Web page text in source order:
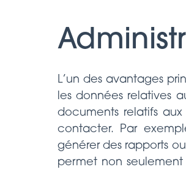
L’un des avantages
les données relatives
documents relatifs
contacter. Par
générer des rapports
permet non seulement